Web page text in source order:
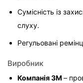
Сумісність із
слуху.
Регульовані
Виробник
Компанія 3M –